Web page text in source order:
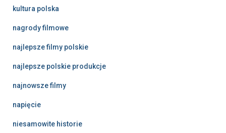
kultura polska
nagrody filmowe
najlepsze filmy polskie
najlepsze polskie produkcje
najnowsze filmy
napięcie
niesamowite historie